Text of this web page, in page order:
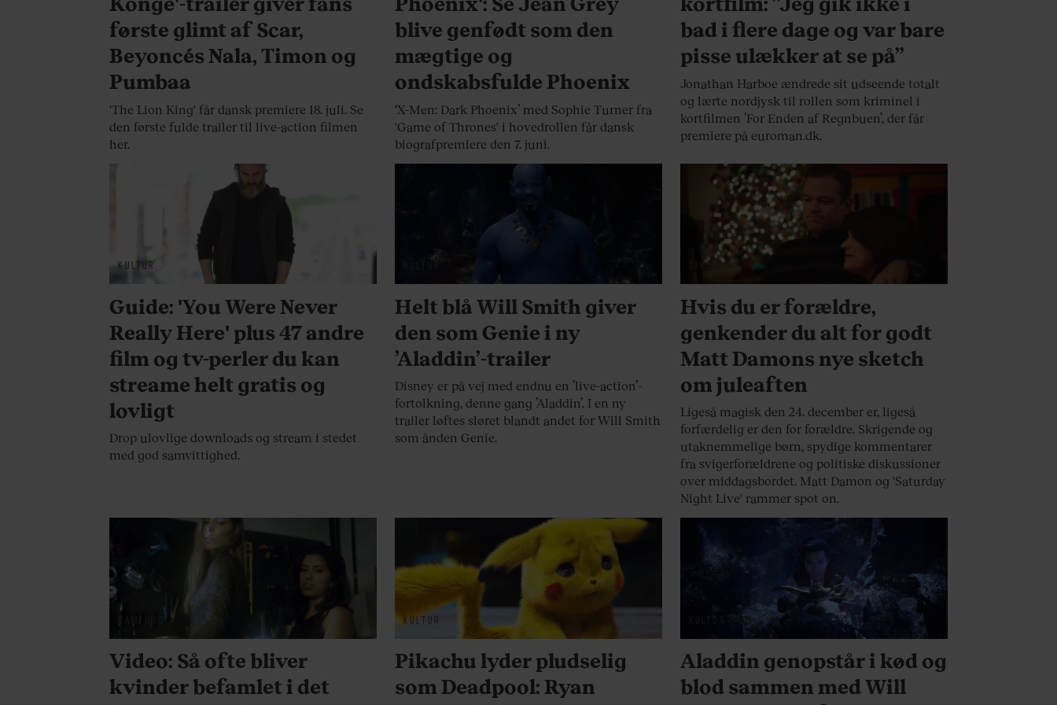
første glimt af Scar,
Beyoncés Nala, Timon og
Pumbaa
'The Lion King' får dansk premiere 18. juli. Se
den første fulde trailer til live-action filmen
her.
blive genfødt som den
mægtige og
ondskabsfulde Phoenix
‘X-Men: Dark Phoenix’ med Sophie Turner fra
'Game of Thrones' i hovedrollen får dansk
biografpremiere den 7. juni.
bad i flere dage og var bare
pisse ulækker at se på”
Jonathan Harboe ændrede sit udseende totalt
og lærte nordjysk til rollen som kriminel i
kortfilmen ’For Enden af Regnbuen’, der får
premiere på euroman.dk.
KULTUR
Guide: 'You Were Never
Really Here' plus 47 andre
film og tv-perler du kan
streame helt gratis og
lovligt
Drop ulovlige downloads og stream i stedet
med god samvittighed.
KULTUR
Helt blå Will Smith giver
den som Genie i ny
’Aladdin’-trailer
Disney er på vej med endnu en ’live-action’-
fortolkning, denne gang ’Aladdin’. I en ny
trailer løftes sløret blandt andet for Will Smith
som ånden Genie.
DIVERSE
Hvis du er forældre,
genkender du alt for godt
Matt Damons nye sketch
om juleaften
Ligeså magisk den 24. december er, ligeså
forfærdelig er den for forældre. Skrigende og
utaknemmelige børn, spydige kommentarer
fra svigerforældrene og politiske diskussioner
over middagsbordet. Matt Damon og 'Saturday
Night Live' rammer spot on.
SAMFUND
Video: Så ofte bliver
kvinder befamlet i det
KULTUR
Pikachu lyder pludselig
som Deadpool: Ryan
KULTUR
Aladdin genopstår i kød og
blod sammen med Will